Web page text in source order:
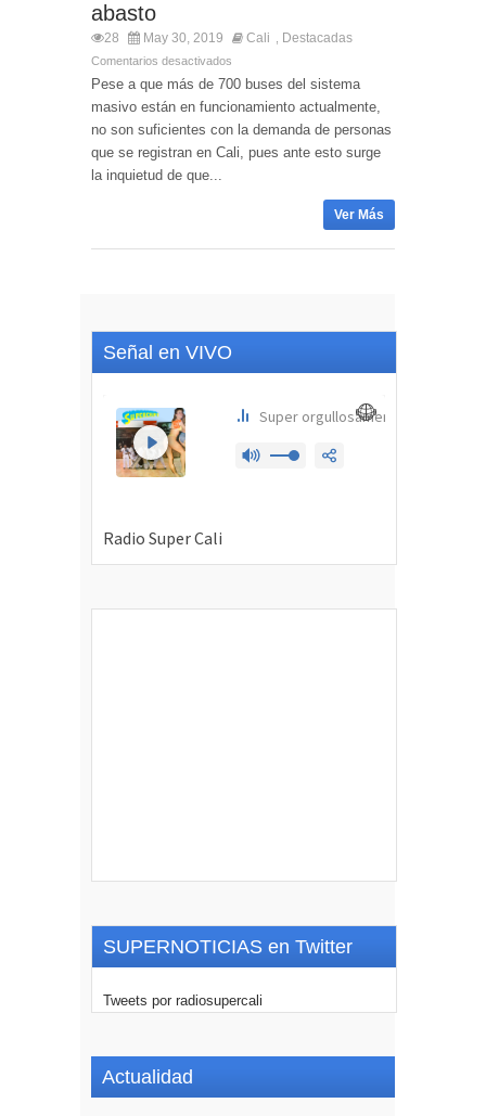
abasto
28 May 30, 2019 Cali Destacadas
Comentarios desactivados
Pese a que más de 700 buses del sistema
masivo están en funcionamiento actualmente,
no son suficientes con la demanda de personas
que se registran en Cali, pues ante esto surge
la inquietud de que...
Ver Más
Señal en VIVO
SUPERNOTICIAS en Twitter
Tweets por radiosupercali
Actualidad